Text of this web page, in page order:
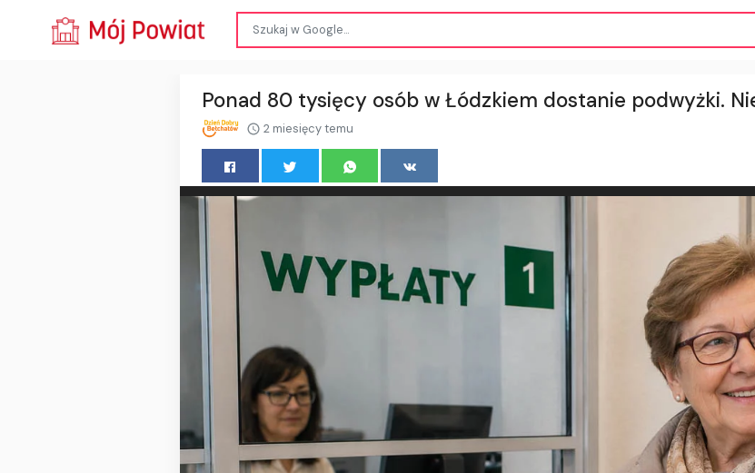
Ponad 80 tysięcy osób w Łódzkiem dostanie podwyżki.
2 miesięcy temu